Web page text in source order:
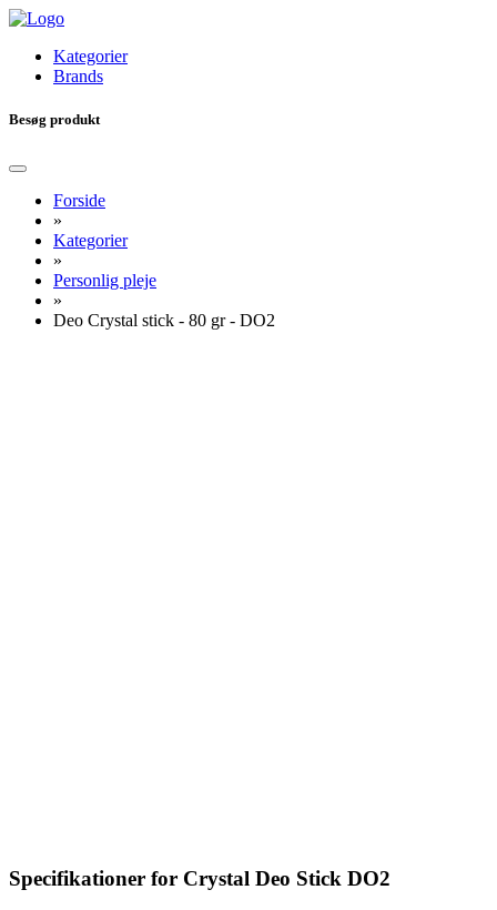
Kategorier
Brands
Besøg produkt
Forside
»
Kategorier
»
Personlig pleje
»
Deo Crystal stick - 80 gr - DO2
Specifikationer for Crystal Deo Stick DO2